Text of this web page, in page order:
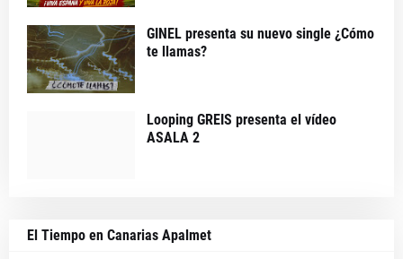
GINEL presenta su nuevo single ¿Cómo
te llamas?
Looping GREIS presenta el vídeo
ASALA 2
El Tiempo en Canarias Apalmet